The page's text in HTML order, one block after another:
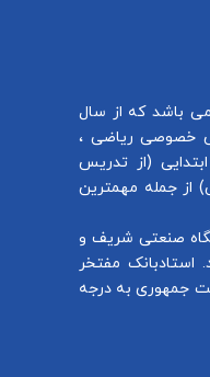
می باشد که از سال
خصوصی ریاضی ،
(از تدریس
) از جمله مهمترین
صنعتی شریف و
مفتخر
جمهوری به درجه